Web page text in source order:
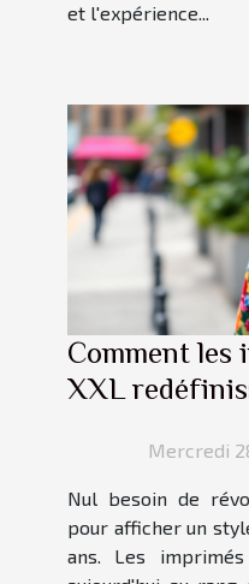
et l'expérience...
Comment les
XXL
Mercredi
Nul besoin de
pour afficher un
ans. Les